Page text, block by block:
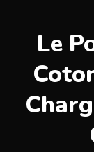
Le